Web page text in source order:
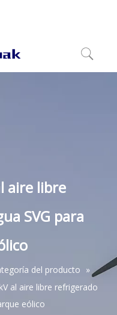
aire libre
SVG para
del producto »
al aire libre refrigerado
eólico